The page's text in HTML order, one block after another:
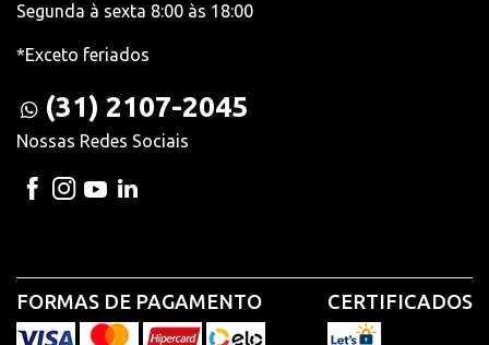
Segunda à sexta 8:00 às 18:00
*Exceto feriados
(31) 2107-2045
Nossas Redes Sociais
FORMAS DE PAGAMENTO CERTIFICADOS